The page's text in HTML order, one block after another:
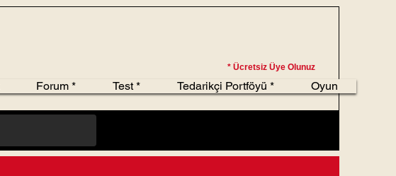
* Ücretsiz Üye Olunuz
Forum * Test * Tedarikçi Portföyü * Oyun